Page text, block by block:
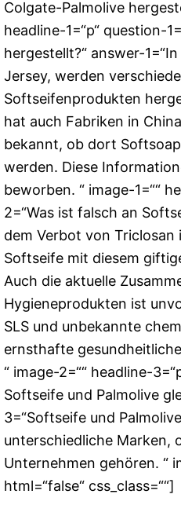
Colgate-Palmolive
headline-1=“p“ question-
hergestellt?“ answer-
Jersey, werden
Softseifenprodukten
hat auch Fabriken in
bekannt, ob dort
werden. Diese
beworben. “ image-1=““
2=“Was ist falsch an
dem Verbot von Triclosan
Softseife mit diesem
Auch die aktuelle
Hygieneprodukten ist
SLS und unbekannte
ernsthafte
“ image-2=““ headline-
Softseife und Palmolive
3=“Softseife und
unterschiedliche Marken,
Unternehmen gehören. “
html=“false“ css_class=““]